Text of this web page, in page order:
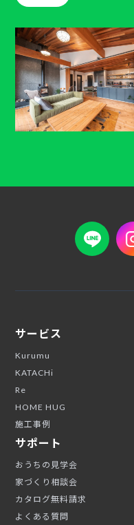
サービス
Kurumu
KATACHi
Re
HOME HUG
施工事例
サポート
おうちの見学会
家づくり相談会
カタログ無料請求
よくある質問